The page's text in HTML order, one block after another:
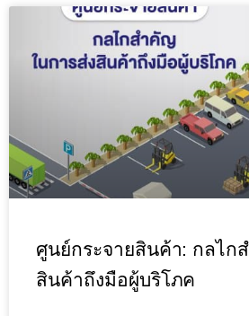
ศูนย์กระจายสินค้า: กลไก
สินค้าถึงมือผู้บริโภค